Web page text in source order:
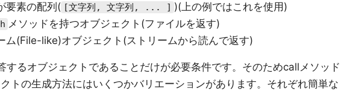
要素の配列( [文字列, 文字列, ... ] )(上の例ではこれを使用)
メソッドを持つオブジェクト(ファイルを返す)
ム(File-like)オブジェクト(ストリームから読んで返す)
するオブジェクトであることだけが必要条件です。そのためcallメソッド
トの生成方法にはいくつかバリエーションがあります。それぞれ簡単な